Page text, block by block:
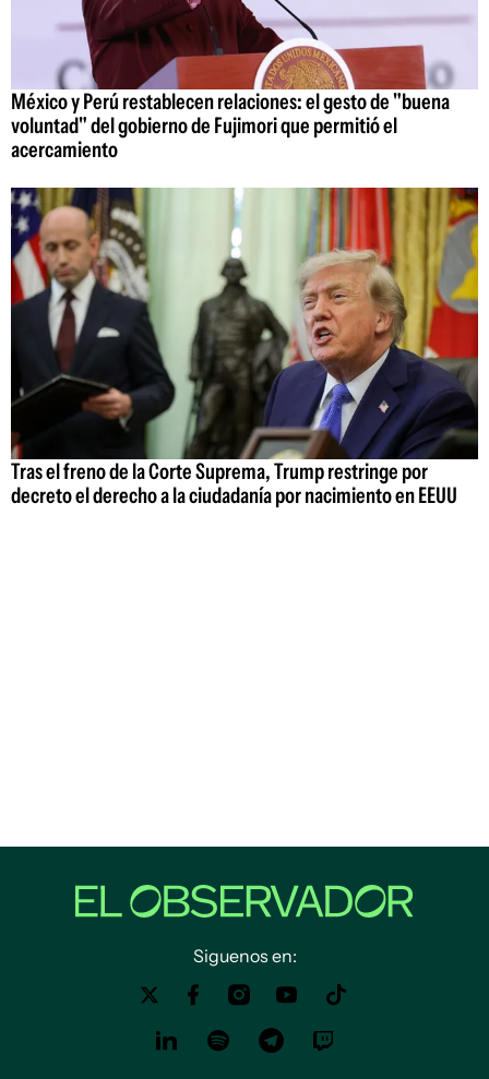
México y Perú restablecen relaciones: el gesto de "buena
voluntad" del gobierno de Fujimori que permitió el
acercamiento
Tras el freno de la Corte Suprema, Trump restringe por
decreto el derecho a la ciudadanía por nacimiento en EEUU
Siguenos en: